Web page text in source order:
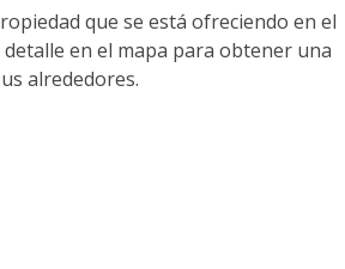
que se está ofreciendo en el
detalle en el mapa para obtener una
alrededores.